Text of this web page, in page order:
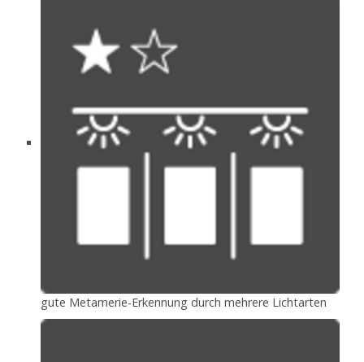
gute Metamerie-Erkennung durch mehrere Lichtarten